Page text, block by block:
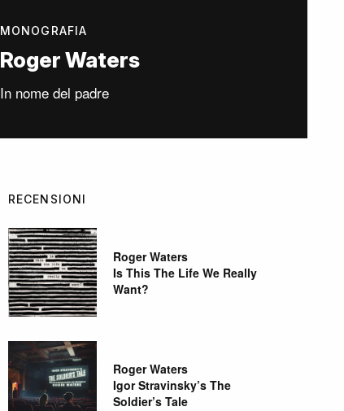
MONOGRAFIA
Roger Waters
In nome del padre
RECENSIONI
Roger Waters
Is This The Life We Really
Want?
Roger Waters
Igor Stravinsky’s The
Soldier’s Tale